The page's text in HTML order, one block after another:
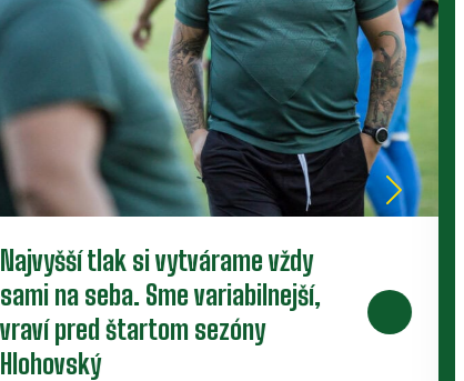
Nové zmluvy pre trojicu
perspektívnych dorastencov
Tesne pred štartom novej sezóny presvedčili